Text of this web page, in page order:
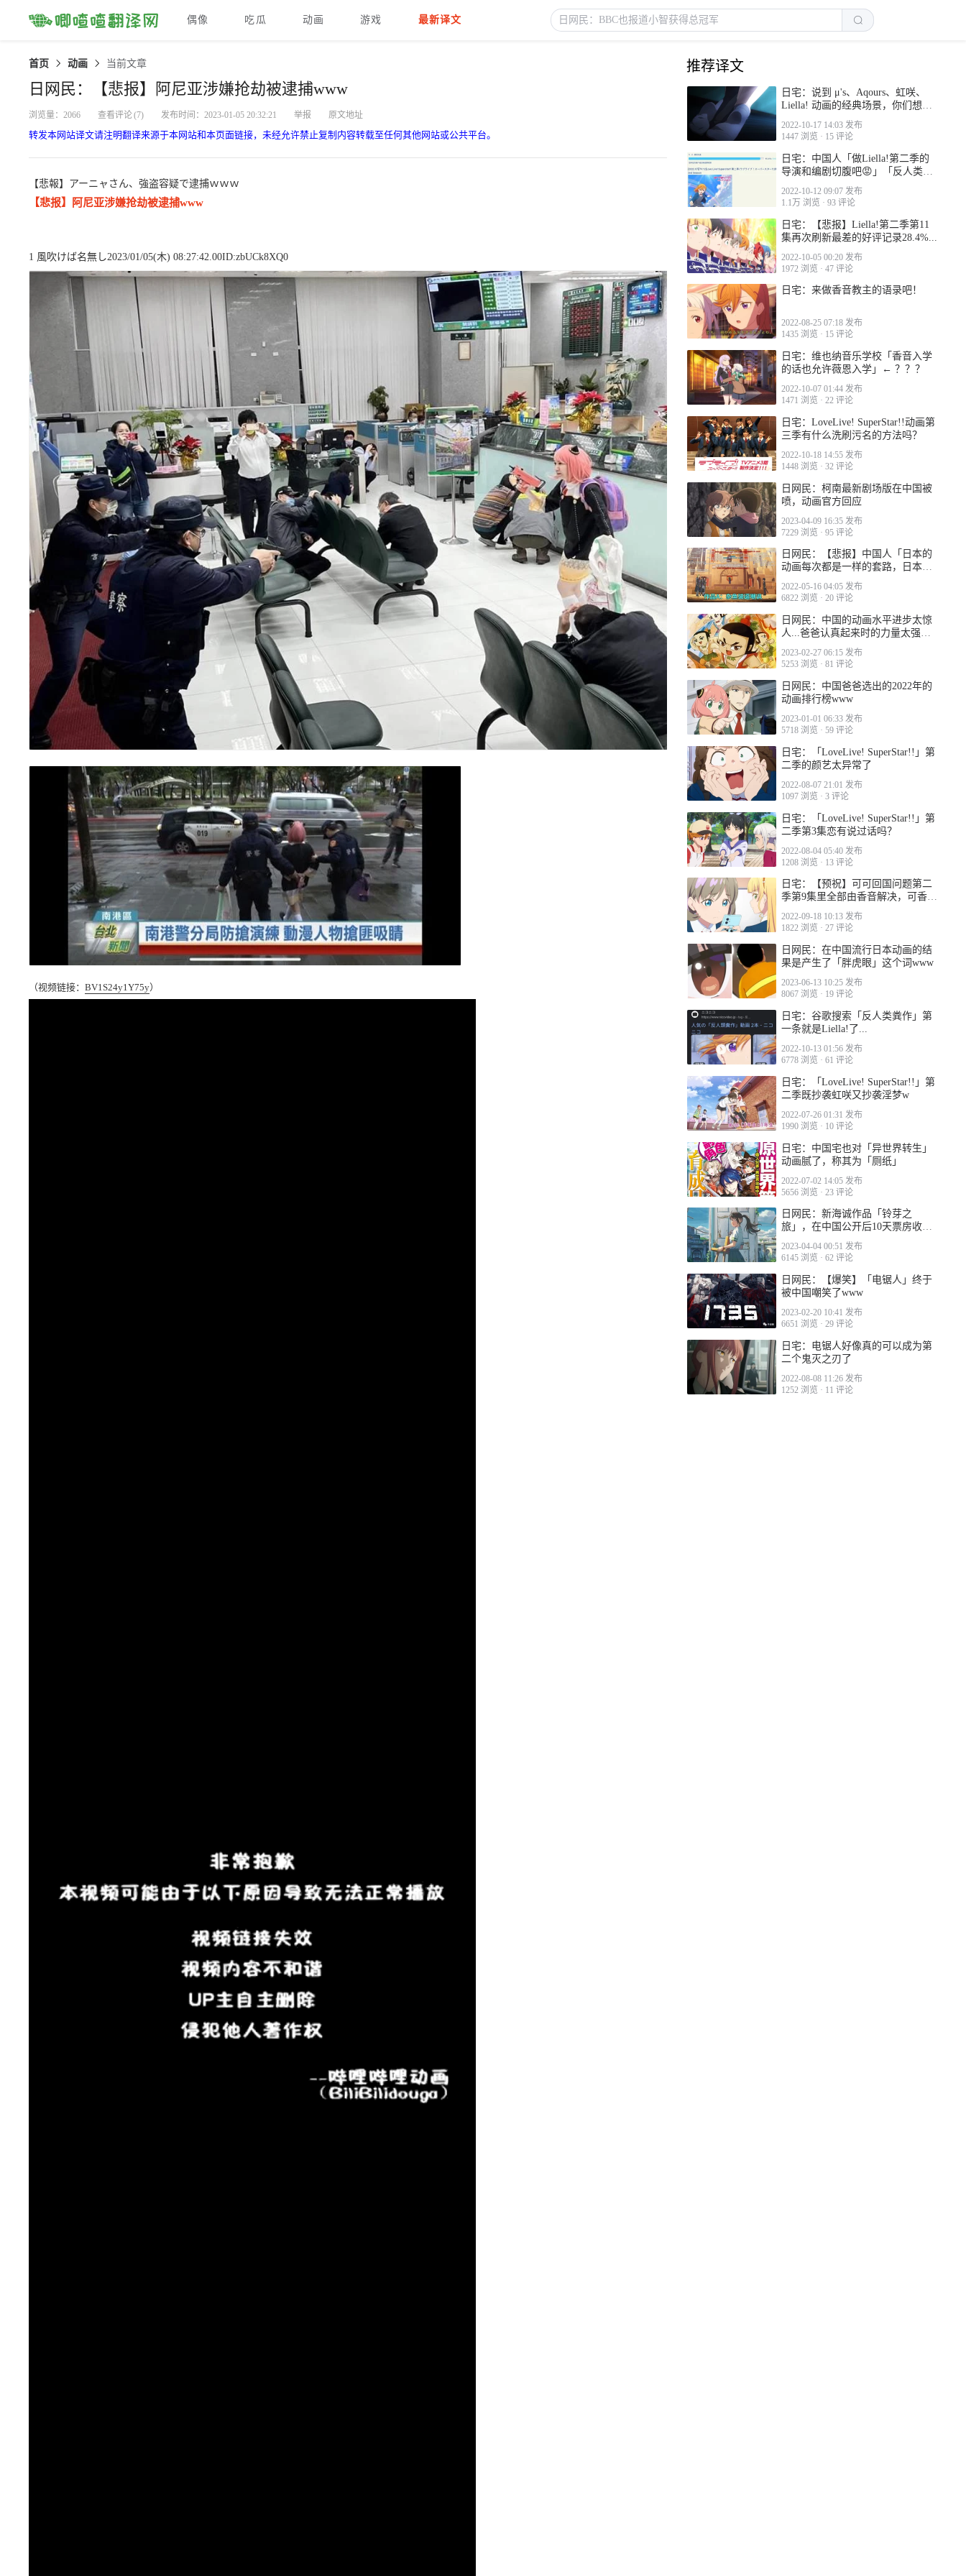
偶像 吃瓜 动画 游戏 最新译文
首页 动画 当前文章
日网民：【悲报】阿尼亚涉嫌抢劫被逮捕www
浏览量：2066 查看评论(7) 发布时间：2023-01-05 20:32:21 举报 原文地址
转发本网站译文请注明翻译来源于本网站和本页面链接，未经允许禁止复制内容转载至任何其他网站或公共平台。
【悲報】アーニャさん、強盗容疑で逮捕ｗｗｗ
【悲报】阿尼亚涉嫌抢劫被逮捕www
1 風吹けば名無し2023/01/05(木) 08:27:42.00ID:zbUCk8XQ0
（视频链接： BV1S24y1Y75y）
推荐译文
日宅：说到 μ's、Aqours、虹咲、
Liella! 动画的经典场景，你们想到
2022-10-17 14:03 发布
1447 浏览 · 15 评论
日宅：中国人「做Liella!第二季的
导演和编剧切腹吧😡」「反人类粪
2022-10-12 09:07 发布
1.1万 浏览 · 93 评论
日宅：【悲报】Liella!第二季第11
集再次刷新最差的好评记录28.4%...
2022-10-05 00:20 发布
1972 浏览 · 47 评论
日宅：来做香音教主的语录吧！
2022-08-25 07:18 发布
1435 浏览 · 15 评论
日宅：维也纳音乐学校「香音入学
的话也允许薇恩入学」← ？？？
2022-10-07 01:44 发布
1471 浏览 · 22 评论
日宅：LoveLive! SuperStar!!动画第
三季有什么洗刷污名的方法吗？
2022-10-18 14:55 发布
1448 浏览 · 32 评论
日网民：柯南最新剧场版在中国被
喷，动画官方回应
2023-04-09 16:35 发布
7229 浏览 · 95 评论
日网民：【悲报】中国人「日本的
动画每次都是一样的套路，日本人
2022-05-16 04:05 发布
6822 浏览 · 20 评论
日网民：中国的动画水平进步太惊
人...爸爸认真起来时的力量太强大
2023-02-27 06:15 发布
5253 浏览 · 81 评论
日网民：中国爸爸选出的2022年的
动画排行榜www
2023-01-01 06:33 发布
5718 浏览 · 59 评论
日宅：「LoveLive! SuperStar!!」第
二季的颜艺太异常了
2022-08-07 21:01 发布
1097 浏览 · 3 评论
日宅：「LoveLive! SuperStar!!」第
二季第3集恋有说过话吗？
2022-08-04 05:40 发布
1208 浏览 · 13 评论
日宅：【预祝】可可回国问题第二
季第9集里全部由香音解决，可香复
2022-09-18 10:13 发布
1822 浏览 · 27 评论
日网民：在中国流行日本动画的结
果是产生了「胖虎眼」这个词www
2023-06-13 10:25 发布
8067 浏览 · 19 评论
日宅：谷歌搜索「反人类粪作」第
一条就是Liella!了...
2022-10-13 01:56 发布
6778 浏览 · 61 评论
日宅：「LoveLive! SuperStar!!」第
二季既抄袭虹咲又抄袭淫梦w
2022-07-26 01:31 发布
1990 浏览 · 10 评论
日宅：中国宅也对「异世界转生」
动画腻了，称其为「厕纸」
2022-07-02 14:05 发布
5656 浏览 · 23 评论
日网民：新海诚作品「铃芽之
旅」，在中国公开后10天票房收入
就有107.5亿日元
2023-04-04 00:51 发布
6145 浏览 · 62 评论
日网民：【爆笑】「电锯人」终于
被中国嘲笑了www
2023-02-20 10:41 发布
6651 浏览 · 29 评论
日宅：电锯人好像真的可以成为第
二个鬼灭之刃了
2022-08-08 11:26 发布
1252 浏览 · 11 评论